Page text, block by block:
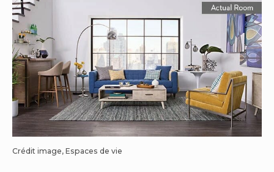
Crédit image, Espaces de vie